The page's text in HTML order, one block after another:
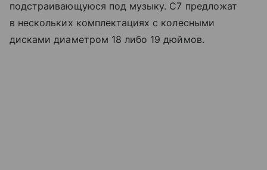
подстраивающуюся под музыку. С7 предложат
в нескольких комплектациях с колесными
дисками диаметром 18 либо 19 дюймов.